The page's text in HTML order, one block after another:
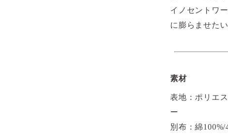
イノセントワ
に膨らませた
素材
表地：ポリエ
ー
別布：綿100%/